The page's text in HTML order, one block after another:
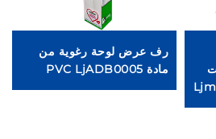
رف عرض لوحة رغوية من
مادة PVC LjADB0005